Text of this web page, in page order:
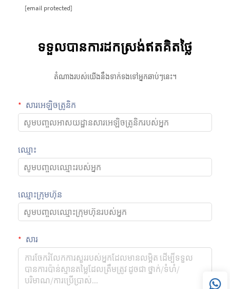
[email protected]
ទទួលបានការដកស្រង់ឥតគិតថ្លៃ
តំណាងរបស់យើងនឹងទាក់ទងទៅអ្នកឆាប់ៗនេះ។
សារអេឡិចត្រូនិក
ឈ្មោះ
ឈ្មោះក្រុមហ៊ុន
សារ